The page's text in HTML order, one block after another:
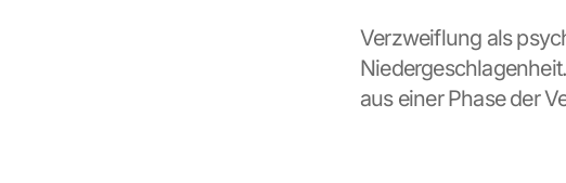
Verzweiflung als
aus einer Phase der